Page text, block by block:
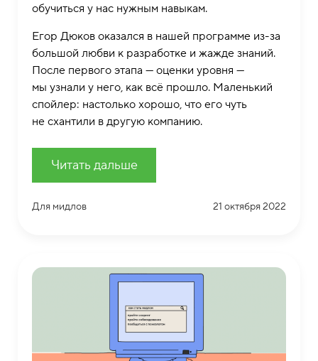
обучиться у нас нужным навыкам.
Егор Дюков оказался в нашей программе из-за
большой любви к разработке и жажде знаний.
После первого этапа — оценки уровня —
мы узнали у него, как всё прошло. Маленький
спойлер: настолько хорошо, что его чуть
не схантили в другую компанию.
Читать дальше
Для мидлов 21 октября 2022